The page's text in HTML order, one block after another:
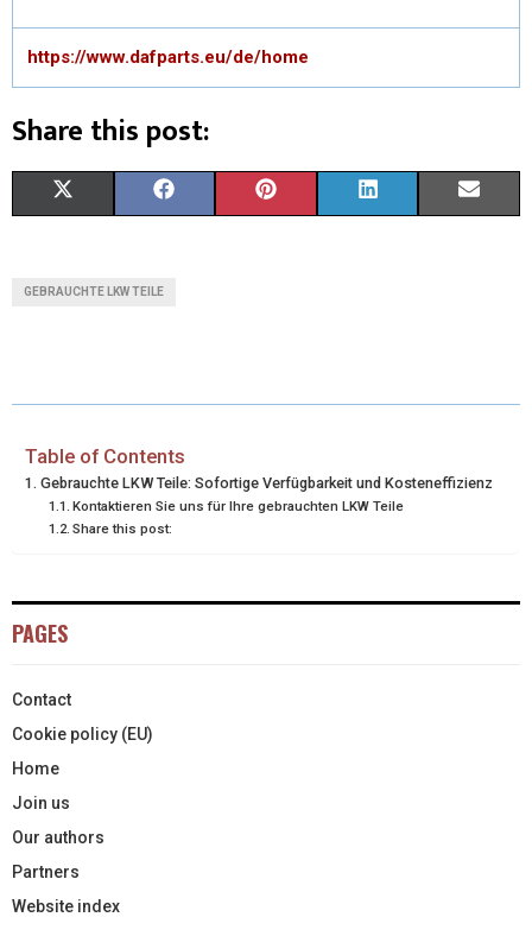
https://www.dafparts.eu/de/home
Share this post:
T
T
E
R
O
K
R
S
D
N
GEBRAUCHTE LKW TEILE
Table of Contents
Gebrauchte LKW Teile: Sofortige Verfügbarkeit und Kosteneffizienz
Kontaktieren Sie uns für Ihre gebrauchten LKW Teile
Share this post:
PAGES
Contact
Cookie policy (EU)
Home
Join us
Our authors
Partners
Website index